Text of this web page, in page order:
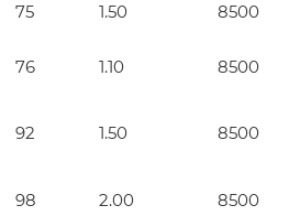
75 1.50 8500
76 1.10 8500
92 1.50 8500
98 2.00 8500